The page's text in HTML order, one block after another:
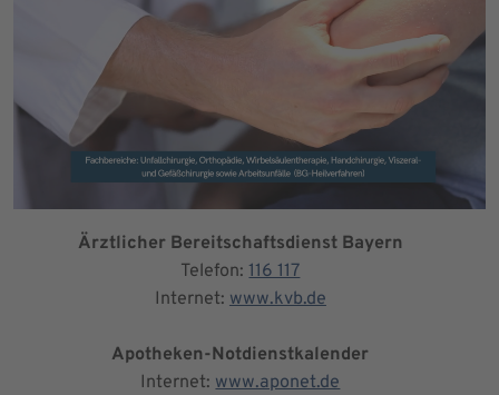
Ärztlicher Bereitschaftsdienst Bayern
Telefon:116 117
Internet: www.kvb.de
Apotheken-Notdienstkalender
Internet: www.aponet.de